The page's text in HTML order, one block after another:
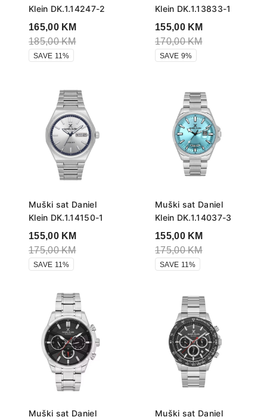
Klein DK.1.14247-2
165,00 KM
185,00KM
SAVE 11%
Klein DK.1.13833-1
155,00 KM
170,00KM
SAVE 9%
Muški sat Daniel
Klein DK.1.14150-1
155,00 KM
175,00KM
SAVE 11%
Muški sat Daniel
Klein DK.1.14037-3
155,00 KM
175,00KM
SAVE 11%
Muški sat Daniel
Muški sat Daniel